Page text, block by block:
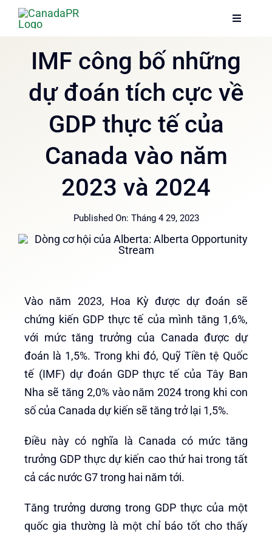
Skip
Toggle
Trang chủ
Dịch vụ
Về chúng tôi
Toggle
Trang chủ
Dịch vụ
Về chúng tôi
IMF công bố những
dự đoán tích cực về
GDP thực tế của
Canada vào năm
2023 và 2024
Published On: Tháng 4 29, 2023
Vào năm 2023, Hoa Kỳ được dự đoán sẽ
chứng kiến GDP thực tế của mình tăng 1,6%,
với mức tăng trưởng của Canada được dự
đoán là 1,5%. Trong khi đó, Quỹ Tiền tệ Quốc
tế (IMF) dự đoán GDP thực tế của Tây Ban
Nha sẽ tăng 2,0% vào năm 2024 trong khi con
số của Canada dự kiến sẽ tăng trở lại 1,5%.
Điều này có nghĩa là Canada có mức tăng
trưởng GDP thực dự kiến cao thứ hai trong tất
cả các nước G7 trong hai năm tới.
Tăng trưởng dương trong GDP thực của một
quốc gia thường là một chỉ báo tốt cho thấy